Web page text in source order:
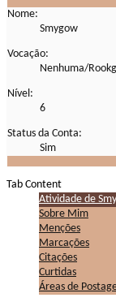
Nome:
Smygow
Vocação:
Nenhuma/
Nível:
6
Status da Conta:
Sim
Tab Content
Atividade de
Sobre Mim
Menções
Marcações
Citações
Curtidas
Áreas de